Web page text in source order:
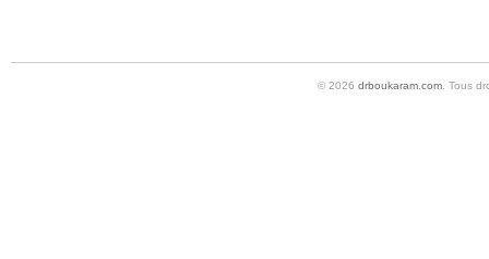
© 2026 drboukaram.com . Tous